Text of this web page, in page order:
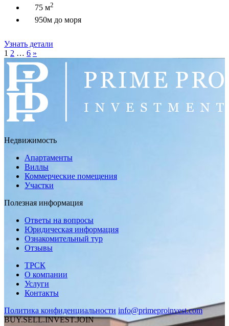
75 м2
950м до моря
Узнать детали
1 2 … 6 »
Недвижимость
Апартаменты
Виллы
Коммерческие помещения
Участки
Полезная информация
Ответы на вопросы
Юридическая информация
Ознакомительный тур
Отзывы
ТРСК
О компании
Услуги
Контакты
Политика конфиденциальности info@primeproinvest.com
BUY.SELL.INVEST.JOIN